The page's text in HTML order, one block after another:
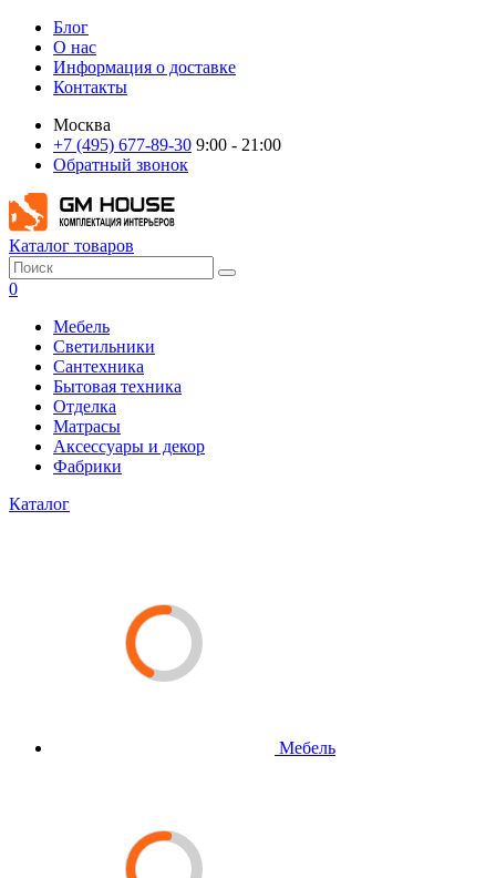
Блог
О нас
Информация о доставке
Контакты
Москва
+7 (495) 677-89-30 9:00 - 21:00
Обратный звонок
Каталог товаров
0
Мебель
Светильники
Сантехника
Бытовая техника
Отделка
Матрасы
Аксессуары и декор
Фабрики
Каталог
Мебель